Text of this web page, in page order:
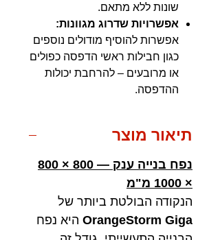
שונות ללא מתאם.
אפשרויות שדרוג מגוונות:
אפשרות להוסיף מודולים נוספים
כגון חבילות ראשי הדפסה כפולים
או מרובעים – להרחבת יכולות
ההדפסה.
תיאור מוצר
נפח בנייה ענק — 800 × 800
× 1000 מ"מ
הנקודה הבולטת ביותר של
OrangeStorm Giga היא נפח